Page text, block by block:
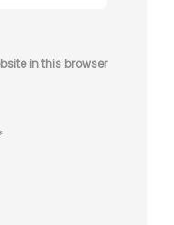
in this browser